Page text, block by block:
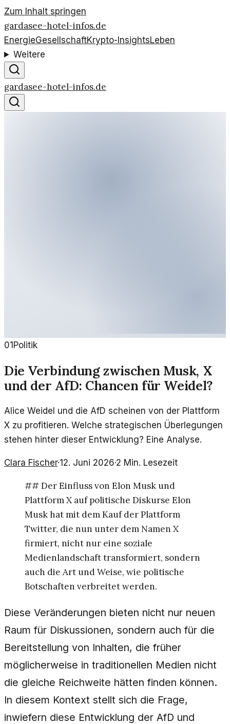
Zum Inhalt springen
gardasee-hotel-infos.de
EnergieGesellschaftKrypto-InsightsLeben
Weitere
gardasee-hotel-infos.de
01 Politik
Die Verbindung zwischen Musk, X
und der AfD: Chancen für Weidel?
Alice Weidel und die AfD scheinen von der Plattform
X zu profitieren. Welche strategischen Überlegungen
stehen hinter dieser Entwicklung? Eine Analyse.
Clara Fischer·12. Juni 2026·2 Min. Lesezeit
## Der Einfluss von Elon Musk und
Plattform X auf politische Diskurse Elon
Musk hat mit dem Kauf der Plattform
Twitter, die nun unter dem Namen X
firmiert, nicht nur eine soziale
Medienlandschaft transformiert, sondern
auch die Art und Weise, wie politische
Botschaften verbreitet werden.
Diese Veränderungen bieten nicht nur neuen
Raum für Diskussionen, sondern auch für die
Bereitstellung von Inhalten, die früher
möglicherweise in traditionellen Medien nicht
die gleiche Reichweite hätten finden können.
In diesem Kontext stellt sich die Frage,
inwiefern diese Entwicklung der AfD und